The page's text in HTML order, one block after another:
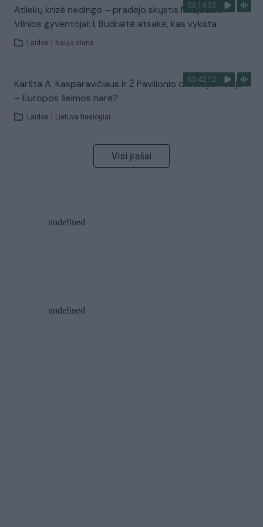
00:14:33
Atliekų krizė nedingo – pradėjo skųstis Naujosios
Vilnios gyventojai: I. Budraitė atsakė, kas vyksta
Laidos Nauja diena
00:42:12
Karšta A. Kasparavičiaus ir Ž Pavilionio diskusija: Rusija
– Europos šeimos narė?
Laidos Lietuva tiesiogiai
Visi įrašai